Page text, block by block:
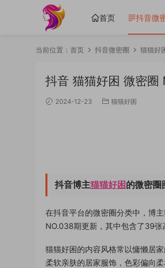
首页 抖音微
当前位置： 首页 抖音微密圈 猫猫好
抖音 猫猫好困 微密圈
2024-12-23 猫猫好困
抖音博主猫猫好困的微密圈
在抖音平台的微密圈分类中，博
NO.038期更新，其中包含了39张
猫猫好困的内容风格常以慵懒居
柔软亲肤的居家服饰，色彩偏向